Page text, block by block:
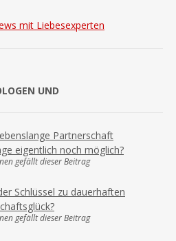
mit Liebesexperten
UND
Partnerschaft
eigentlich noch möglich?
gefällt dieser Beitrag
Schlüssel zu dauerhaften
gefällt dieser Beitrag